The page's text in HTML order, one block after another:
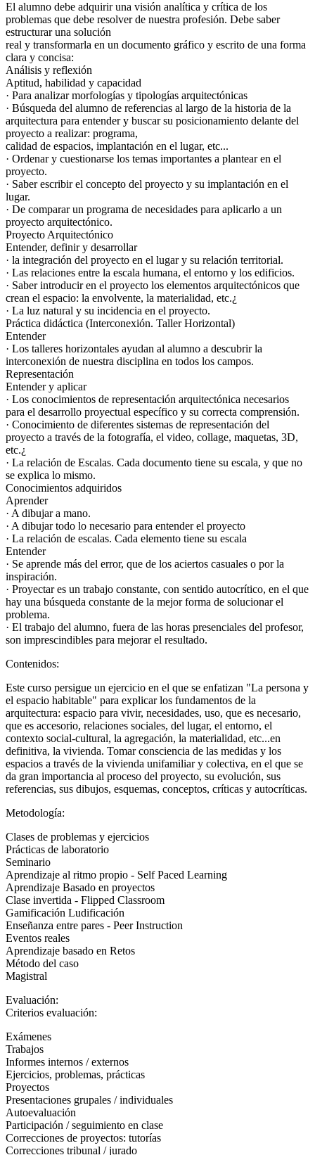
El alumno debe adquirir una visión analítica y crítica de los
problemas que debe resolver de nuestra profesión. Debe saber
estructurar una solución
real y transformarla en un documento gráfico y escrito de una forma
clara y concisa:
Análisis y reflexión
Aptitud, habilidad y capacidad
· Para analizar morfologías y tipologías arquitectónicas
· Búsqueda del alumno de referencias al largo de la historia de la
arquitectura para entender y buscar su posicionamiento delante del
proyecto a realizar: programa,
calidad de espacios, implantación en el lugar, etc...
· Ordenar y cuestionarse los temas importantes a plantear en el
proyecto.
· Saber escribir el concepto del proyecto y su implantación en el
lugar.
· De comparar un programa de necesidades para aplicarlo a un
proyecto arquitectónico.
Proyecto Arquitectónico
Entender, definir y desarrollar
· la integración del proyecto en el lugar y su relación territorial.
· Las relaciones entre la escala humana, el entorno y los edificios.
· Saber introducir en el proyecto los elementos arquitectónicos que
crean el espacio: la envolvente, la materialidad, etc.¿
· La luz natural y su incidencia en el proyecto.
Práctica didáctica (Interconexión. Taller Horizontal)
Entender
· Los talleres horizontales ayudan al alumno a descubrir la
interconexión de nuestra disciplina en todos los campos.
Representación
Entender y aplicar
· Los conocimientos de representación arquitectónica necesarios
para el desarrollo proyectual específico y su correcta comprensión.
· Conocimiento de diferentes sistemas de representación del
proyecto a través de la fotografía, el video, collage, maquetas, 3D,
etc.¿
· La relación de Escalas. Cada documento tiene su escala, y que no
se explica lo mismo.
Conocimientos adquiridos
Aprender
· A dibujar a mano.
· A dibujar todo lo necesario para entender el proyecto
· La relación de escalas. Cada elemento tiene su escala
Entender
· Se aprende más del error, que de los aciertos casuales o por la
inspiración.
· Proyectar es un trabajo constante, con sentido autocrítico, en el que
hay una búsqueda constante de la mejor forma de solucionar el
problema.
· El trabajo del alumno, fuera de las horas presenciales del profesor,
son imprescindibles para mejorar el resultado.
Contenidos:
Este curso persigue un ejercicio en el que se enfatizan "La persona y
el espacio habitable" para explicar los fundamentos de la
arquitectura: espacio para vivir, necesidades, uso, que es necesario,
que es accesorio, relaciones sociales, del lugar, el entorno, el
contexto social-cultural, la agregación, la materialidad, etc...en
definitiva, la vivienda. Tomar consciencia de las medidas y los
espacios a través de la vivienda unifamiliar y colectiva, en el que se
da gran importancia al proceso del proyecto, su evolución, sus
referencias, sus dibujos, esquemas, conceptos, críticas y autocríticas.
Metodología:
Clases de problemas y ejercicios
Prácticas de laboratorio
Seminario
Aprendizaje al ritmo propio - Self Paced Learning
Aprendizaje Basado en proyectos
Clase invertida - Flipped Classroom
Gamificación Ludificación
Enseñanza entre pares - Peer Instruction
Eventos reales
Aprendizaje basado en Retos
Método del caso
Magistral
Evaluación:
Criterios evaluación:
Exámenes
Trabajos
Informes internos / externos
Ejercicios, problemas, prácticas
Proyectos
Presentaciones grupales / individuales
Autoevaluación
Participación / seguimiento en clase
Correcciones de proyectos: tutorías
Correcciones tribunal / jurado